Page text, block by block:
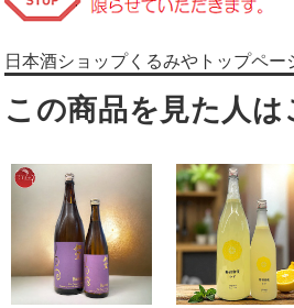
日本酒ショップくるみやトップペー